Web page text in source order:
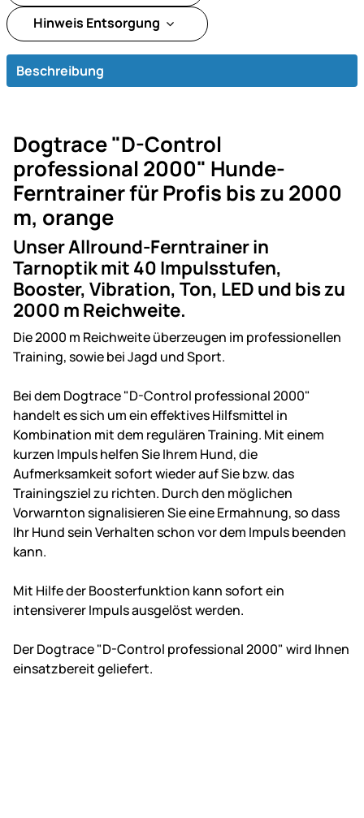
Hinweis Entsorgung
Beschreibung
Dogtrace "D-Control
professional 2000" Hunde-
Ferntrainer für Profis bis zu 2000
m, orange
Unser Allround-Ferntrainer in
Tarnoptik mit 40 Impulsstufen,
Booster, Vibration, Ton, LED und bis zu
2000 m Reichweite.
Die 2000 m Reichweite überzeugen im professionellen
Training, sowie bei Jagd und Sport.
Bei dem Dogtrace "D-Control professional 2000"
handelt es sich um ein effektives Hilfsmittel in
Kombination mit dem regulären Training. Mit einem
kurzen Impuls helfen Sie Ihrem Hund, die
Aufmerksamkeit sofort wieder auf Sie bzw. das
Trainingsziel zu richten. Durch den möglichen
Vorwarnton signalisieren Sie eine Ermahnung, so dass
Ihr Hund sein Verhalten schon vor dem Impuls beenden
kann.
Mit Hilfe der Boosterfunktion kann sofort ein
intensiverer Impuls ausgelöst werden.
Der Dogtrace "D-Control professional 2000" wird Ihnen
einsatzbereit geliefert.